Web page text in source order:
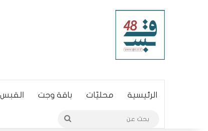
الرئيسية محليّات باقة وجت